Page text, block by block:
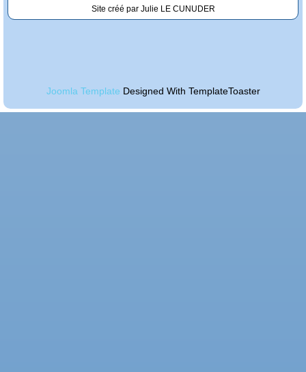
Site créé par Julie LE CUNUDER
Joomla Template Designed With TemplateToaster